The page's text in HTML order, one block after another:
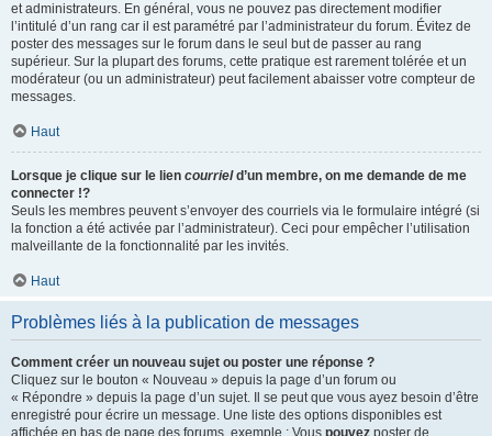
et administrateurs. En général, vous ne pouvez pas directement modifier
l’intitulé d’un rang car il est paramétré par l’administrateur du forum. Évitez de
poster des messages sur le forum dans le seul but de passer au rang
supérieur. Sur la plupart des forums, cette pratique est rarement tolérée et un
modérateur (ou un administrateur) peut facilement abaisser votre compteur de
messages.
Haut
Lorsque je clique sur le lien courrield’un membre, on me demande de me
connecter !?
Seuls les membres peuvent s’envoyer des courriels via le formulaire intégré (si
la fonction a été activée par l’administrateur). Ceci pour empêcher l’utilisation
malveillante de la fonctionnalité par les invités.
Haut
Problèmes liés à la publication de messages
Comment créer un nouveau sujet ou poster une réponse ?
Cliquez sur le bouton « Nouveau » depuis la page d’un forum ou
« Répondre » depuis la page d’un sujet. Il se peut que vous ayez besoin d’être
enregistré pour écrire un message. Une liste des options disponibles est
affichée en bas de page des forums, exemple : Vous pouvez poster de